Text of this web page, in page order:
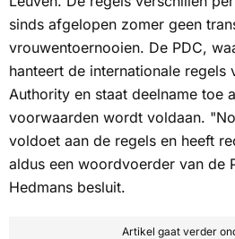
sinds afgelopen zomer geen
vrouwentoernooien. De PDC,
hanteert de internationale regels
Authority en staat deelname toe
voorwaarden wordt voldaan.
voldoet aan de regels en heeft
aldus een woordvoerder van de
Hedmans besluit.
Artikel gaat verder